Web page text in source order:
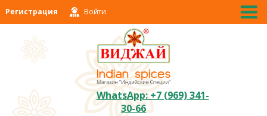
Регистрация Войти
WhatsApp: +7 (969) 341-
30-66